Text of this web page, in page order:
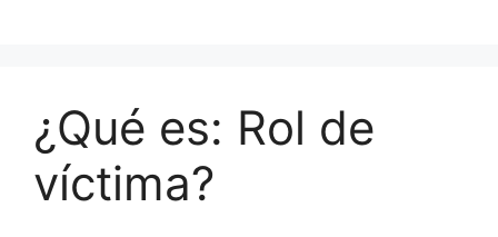
¿Qué es: Rol de
víctima?